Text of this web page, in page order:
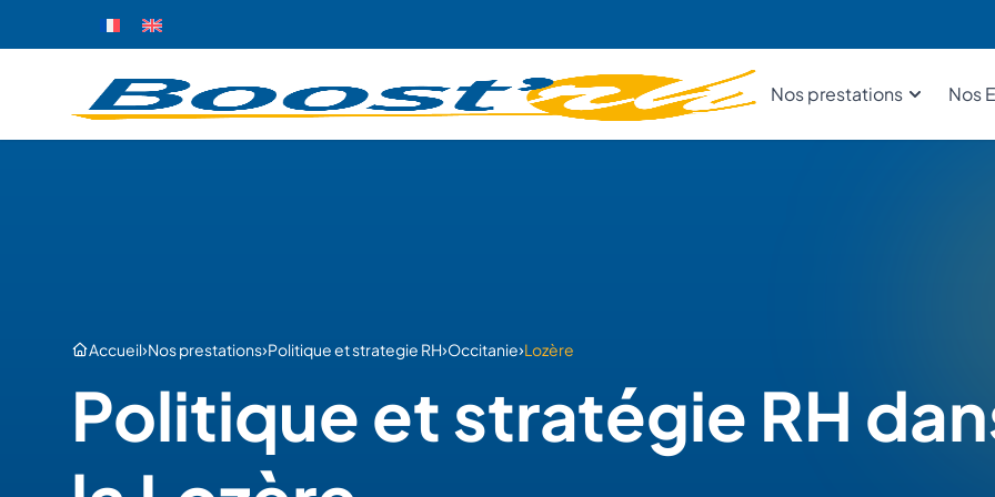
Nos prestations Nos
Accueil›Nos prestations›Politique et strategie RH›Occitanie›Lozère
Politique et stratégie RH